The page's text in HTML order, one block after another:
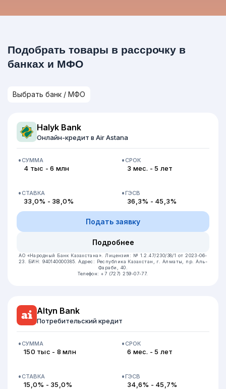
Подобрать товары в рассрочку в
банках и МФО
Halyk Bank
Онлайн-кредит в Air Astana
СУММА
4 тыс - 6 млн
СРОК
3 мес. - 5 лет
СТАВКА
33,0% - 38,0%
ГЭСВ
36,3% - 45,3%
Подать заявку
Подробнее
АО «Народный Банк Казахстана». Лицензия: № 1.2.47/230/38/1 от 2023-06-
23.
БИН: 940140000385.Адрес: Республика Казахстан, г. Алматы, пр. Аль-
Фараби, 40.
Телефон: +7 (727) 259-07-77.
Altyn Bank
Потребительский кредит
СУММА
150 тыс - 8 млн
СРОК
6 мес. - 5 лет
СТАВКА
15,0% - 35,0%
ГЭСВ
34,6% - 45,7%